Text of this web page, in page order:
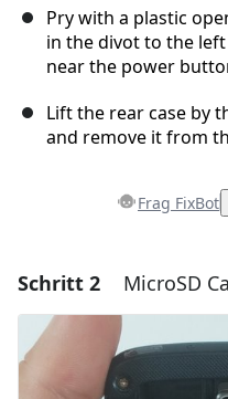
Pry with a plastic
in the divot to the
near the power
Lift the rear case by
and remove it from
Frag FixBot
Einen
Kommentar
Schritt 2 MicroSD